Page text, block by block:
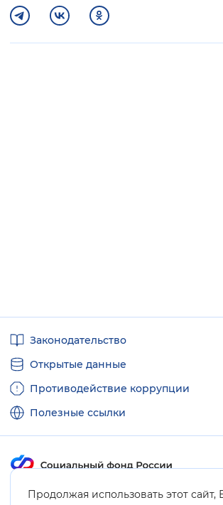
Продолжая использовать этот
ссылкиЗаконодательство
Открытые данные
Противодействие коррупции
Полезные ссылки
Карта сайта